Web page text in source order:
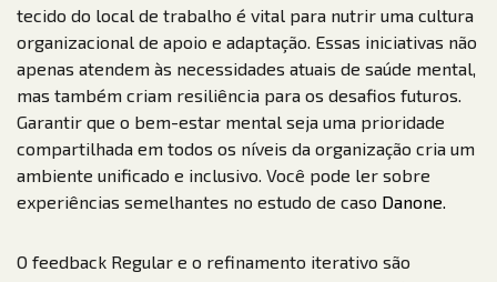
tecido do local de trabalho é vital para nutrir uma cultura
organizacional de apoio e adaptação. Essas iniciativas não
apenas atendem às necessidades atuais de saúde mental,
mas também criam resiliência para os desafios futuros.
Garantir que o bem-estar mental seja uma prioridade
compartilhada em todos os níveis da organização cria um
ambiente unificado e inclusivo. Você pode ler sobre
experiências semelhantes no estudo de caso Danone.
O feedback Regular e o refinamento iterativo são